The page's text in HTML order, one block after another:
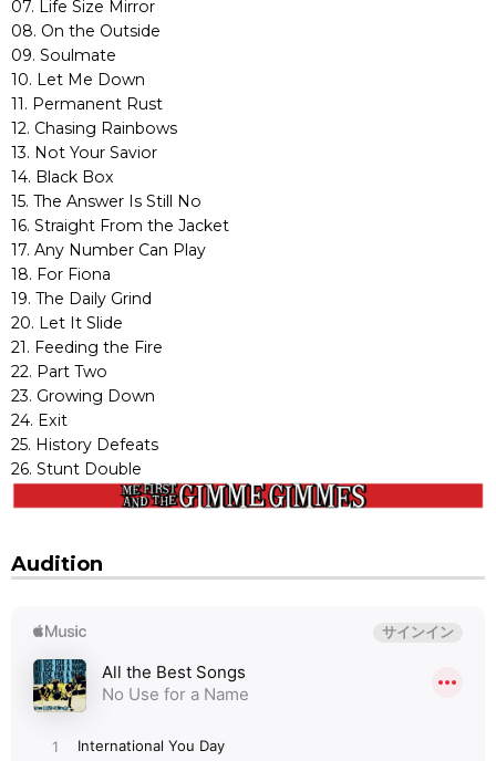
07. Life Size Mirror
08. On the Outside
09. Soulmate
10. Let Me Down
11. Permanent Rust
12. Chasing Rainbows
13. Not Your Savior
14. Black Box
15. The Answer Is Still No
16. Straight From the Jacket
17. Any Number Can Play
18. For Fiona
19. The Daily Grind
20. Let It Slide
21. Feeding the Fire
22. Part Two
23. Growing Down
24. Exit
25. History Defeats
26. Stunt Double
Audition